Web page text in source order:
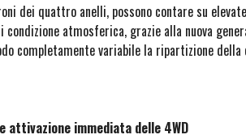
dei quattro anelli, possono contare su
atmosferica, grazie alla nuova
completamente variabile la ripartizione della
attivazione immediata delle 4WD